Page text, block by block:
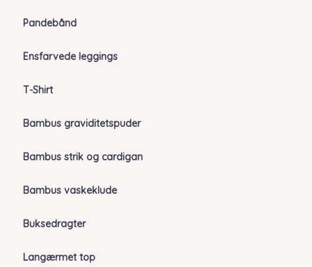
Pandebånd
Ensfarvede leggings
T-Shirt
Bambus graviditetspuder
Bambus strik og cardigan
Bambus vaskeklude
Buksedragter
Langærmet top